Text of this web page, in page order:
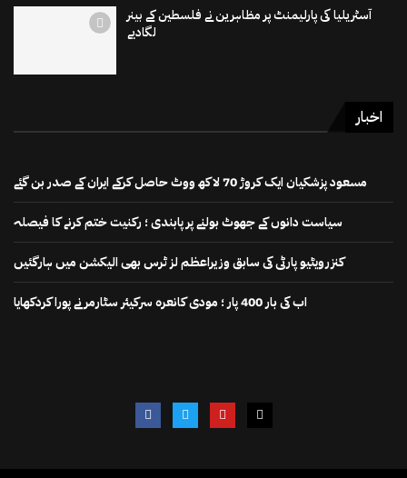
آسٹریلیا کی پارلیمنٹ پر مظاہرین نے فلسطین کے بینر
لگادیے
اخبار
مسعود پزشکیان ایک کروڑ 70 لاکھ ووٹ حاصل کرکے ایران کے صدر بن گئے
سیاست دانوں کے جھوٹ بولنے پر پابندی ؛ رکنیت ختم کرنے کا فیصلہ
کنزرویٹیو پارٹی کی سابق وزیراعظم لز ٹرس بھی الیکشن میں ہارگئیں
اب کی بار 400 پار ؛ مودی کانعرہ سرکیئر سٹارمر نے پورا کردکھایا